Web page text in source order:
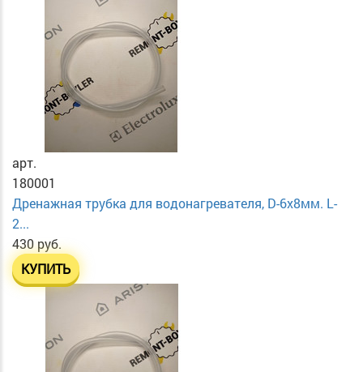
арт.
180001
Дренажная трубка для водонагревателя, D-6х8мм. L-
2...
430 руб.
КУПИТЬ